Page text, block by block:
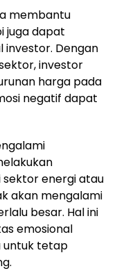
membantu
juga dapat
Dengan
investor
harga pada
negatif dapat
sektor energi atau
akan mengalami
besar. Hal ini
emosional
untuk tetap